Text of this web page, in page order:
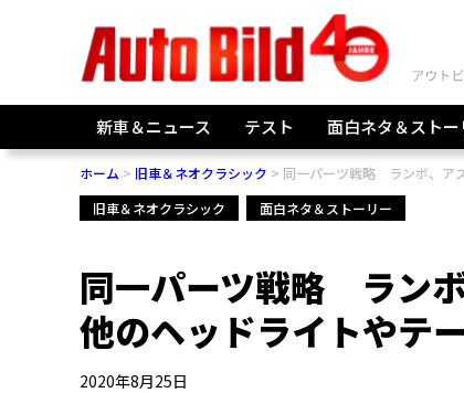
新車＆ニュース テスト 面白ネタ＆ストー
ホーム 旧車＆ネオクラシック
同一パーツ戦略 ランボ、ア
旧車＆ネオクラシック
面白ネタ＆ストーリー
同一パーツ戦略 ラン
他のヘッドライトやテ
2020年8月25日